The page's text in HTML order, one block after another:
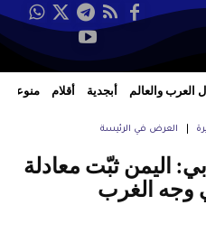
العرب والعالم أبجدية أقلام منوعات
العرض في الرئيسة
اليمن ثبّت معادلة
وجه الغرب